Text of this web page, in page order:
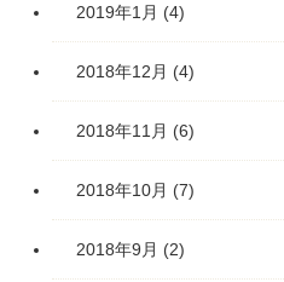
2019年1月 (4)
2018年12月 (4)
2018年11月 (6)
2018年10月 (7)
2018年9月 (2)